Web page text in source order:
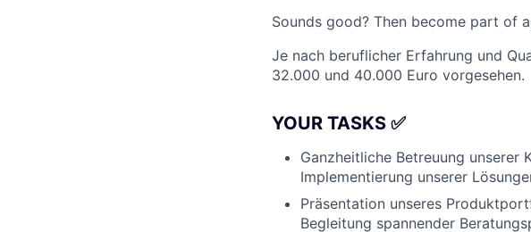
Sounds good? Then become part of
Je nach beruflicher Erfahrung und
32.000 und 40.000 Euro vorgesehen.
YOUR TASKS ✅
Ganzheitliche Betreuung unserer
Implementierung unserer
Präsentation unseres
Begleitung spannender